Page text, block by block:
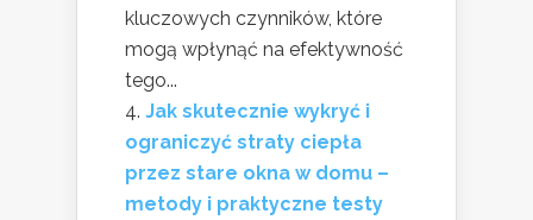
kluczowych czynników, które
mogą wpłynąć na efektywność
tego...
Jak skutecznie wykryć i
ograniczyć straty ciepła
przez stare okna w domu –
metody i praktyczne testy